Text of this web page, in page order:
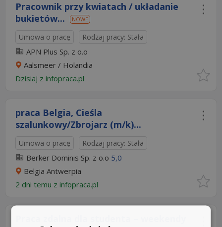
Pracownik przy kwiatach / układanie
bukietów...
NOWE
Umowa o pracę Rodzaj pracy: Stała
APN Plus Sp. z o.o
Aalsmeer / Holandia
Dzisiaj z infopraca.pl
praca Belgia, Cieśla
szalunkowy/Zbrojarz (m/k)...
Umowa o pracę Rodzaj pracy: Stała
Berker Dominis Sp. z o.o 5,0
Belgia Antwerpia
2 dni temu z infopraca.pl